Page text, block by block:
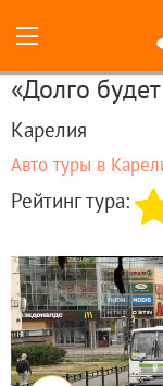
«Долго
Карелия
Авто туры в
Рейтинг тура: